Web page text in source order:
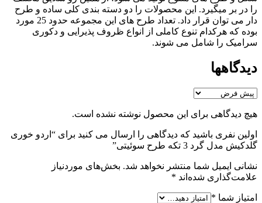
را در بر میگیرد. این محصولات را دو دسته بندی کلی ساده و طرح
دار می توان قرار داد. تعداد طرح های این مجموعه حدود 25 مورد
بوده که هرکدام تنوع کاملی از انواع ظروف پذیرایی و دکوری
سرامیک را شامل می شوند.
دیدگاهها
هیچ دیدگاهی برای این محصول نوشته نشده است.
اولین نفری باشید که دیدگاهی را ارسال می کنید برای “اردو خوری
گلدکیش مدل گرد 3 تکه طرح سوئیتی”
نشانی ایمیل شما منتشر نخواهد شد. بخش‌های موردنیاز
علامت‌گذاری شده‌اند *
امتیاز شما *